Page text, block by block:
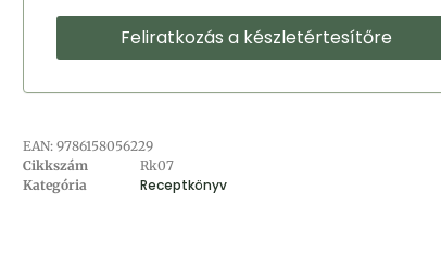
EAN: 9786158056229
Cikkszám
Rk07
Kategória
Receptkönyv